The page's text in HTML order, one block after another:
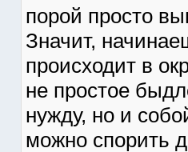
порой просто
Значит,
происходит в
не простое
нужду, но и
можно спорить